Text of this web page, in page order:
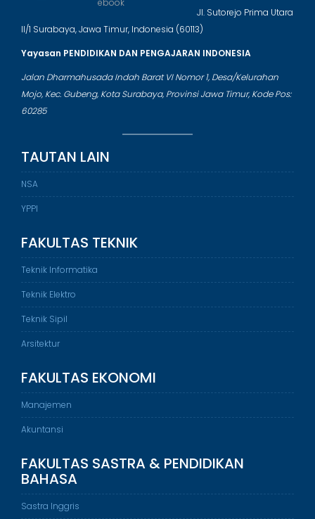
Jl. Sutorejo Prima Utara
II/1 Surabaya, Jawa Timur, Indonesia (60113)
Yayasan PENDIDIKAN DAN PENGAJARAN INDONESIA
Jalan Dharmahusada Indah Barat VI Nomor 1, Desa/Kelurahan
Mojo, Kec. Gubeng, Kota Surabaya, Provinsi Jawa Timur, Kode Pos:
60285
TAUTAN LAIN
NSA
YPPI
FAKULTAS TEKNIK
Teknik Informatika
Teknik Elektro
Teknik Sipil
Arsitektur
FAKULTAS EKONOMI
Manajemen
Akuntansi
FAKULTAS SASTRA & PENDIDIKAN
BAHASA
Sastra Inggris